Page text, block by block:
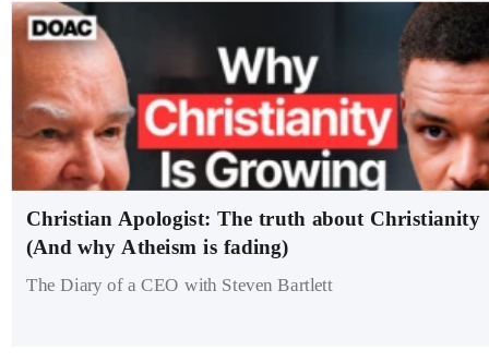
Christian Apologist: The truth about Christianity
(And why Atheism is fading)
The Diary of a CEO with Steven Bartlett